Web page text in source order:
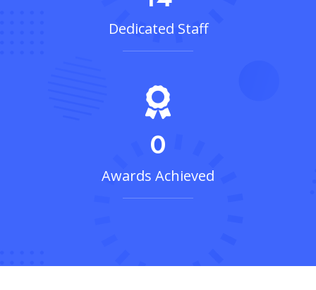
Dedicated Staff
0
Awards Achieved